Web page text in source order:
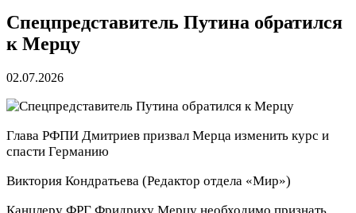
Спецпредставитель Путина обратился
к Мерцу
02.07.2026
Глава РФПИ Дмитриев призвал Мерца изменить курс и
спасти Германию
Виктория Кондратьева (Редактор отдела «Мир»)